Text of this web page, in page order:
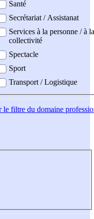
Santé
Secrétariat / Assistanat
Services à la personne / à la
collectivité
Spectacle
Sport
Transport / Logistique
le filtre du domaine